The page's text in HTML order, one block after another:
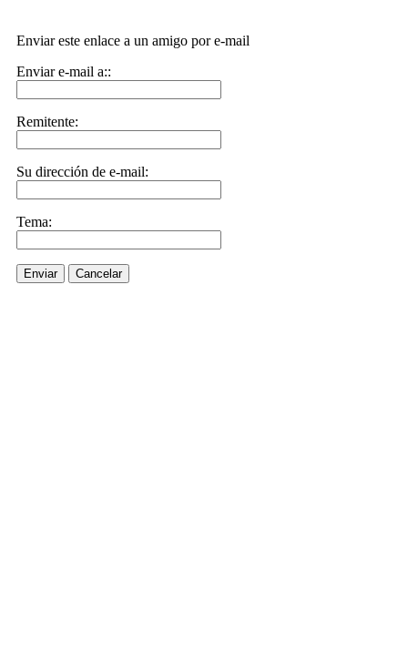
Enviar este enlace a un amigo por e-mail
Enviar e-mail a::
Remitente:
Su dirección de e-mail:
Tema:
Enviar Cancelar